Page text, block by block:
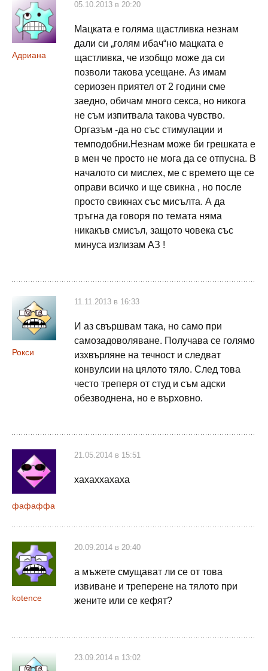
Адриана
05.10.2013 в 20:20
Мацката е голяма щастливка незнам
дали си „голям ибач“но мацката е
щастливка, че изобщо може да си
позволи такова усещане. Аз имам
сериозен приятел от 2 години сме
заедно, обичам много секса, но никога
не съм изпитвала такова чувство.
Оргазъм -да но със стимулации и
темподобни.Незнам може би грешката е
в мен че просто не мога да се отпусна. В
началото си мислех, ме с времето ще се
оправи всичко и ще свикна , но после
просто свикнах със мисълта. А да
тръгна да говоря по темата няма
никакъв смисъл, защото човека със
минуса излизам АЗ !
Рокси
11.11.2013 в 16:33
И аз свършвам така, но само при
самозадоволяване. Получава се голямо
изхвърляне на течност и следват
конвулсии на цялото тяло. След това
често треперя от студ и съм адски
обезводнена, но е върховно.
фафаффа
21.05.2014 в 15:51
хахаххахаха
kotence
20.09.2014 в 20:40
а мъжете смущават ли се от това
извиване и треперене на тялото при
жените или се кефят?
23.09.2014 в 13:02